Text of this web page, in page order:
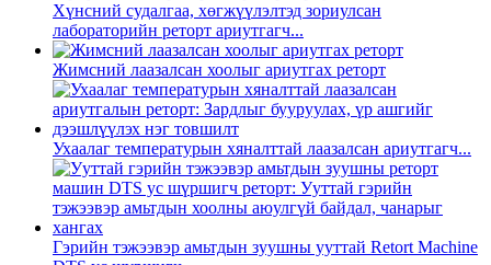
Хүнсний судалгаа, хөгжүүлэлтэд зориулсан
лабораторийн реторт ариутгагч...
Жимсний лаазалсан хоолыг ариутгах реторт
Ухаалаг температурын хяналттай лаазалсан ариутгагч...
Гэрийн тэжээвэр амьтдын зуушны ууттай Retort Machine